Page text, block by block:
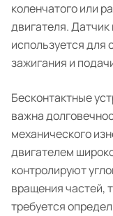
коленчатого или
двигателя.
используется для
зажигания и
Бесконтактные
важна
механического
двигателем
контролируют
вращения частей,
требуется